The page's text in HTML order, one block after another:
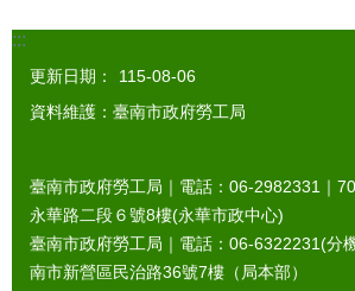
:::
更新日期：
115-08-06
資料維護：臺南市政府勞工局
臺南市政府勞工局｜電話：06-2982331｜
永華路二段６號8樓(永華市政中心)
臺南市政府勞工局｜電話：06-6322231(分
南市新營區民治路36號7樓（局本部）